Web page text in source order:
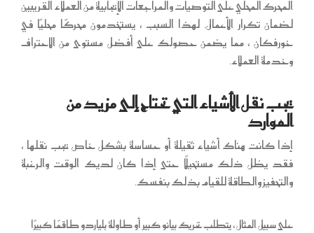
المحرك المحلي على التوصيات والمراجعات الإيجابية من العملاء القريبين
لضمان تكرار الأعمال. لهذا السبب ، يستخدمون محركًا محليًا في
خورفكان ، مما يضمن حصولك على أفضل مستوى من الاحتراف
وخدمة العملاء.
يجب نقل الأشياء التي تحتاج إلى مزيد من
الموارد
إذا كانت هناك أشياء ثقيلة أو حساسة بشكل خاص يجب نقلها ،
فقد يظل ذلك مستحيلًا حتى إذا كان لديك الوقت والرغبة
والتحفيز والطاقة للقيام بذلك بنفسك.
على سبيل المثال ، يتطلب تحريك بيانو كبير أو طاولة بلياردو طاقمًا كبيرًا